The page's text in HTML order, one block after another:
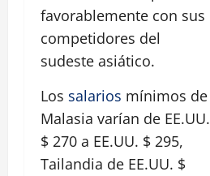
favorablemente con sus
competidores del
sudeste asiático.
Los salarios mínimos de
Malasia varían de EE.UU.
$ 270 a EE.UU. $ 295,
Tailandia de EE.UU. $